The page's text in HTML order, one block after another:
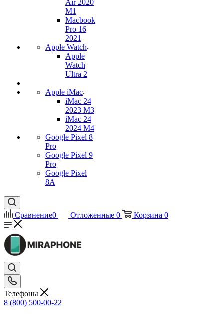
Air 2020
M1
Macbook
Pro 16
2021
Apple Watch
Apple
Watch
Ultra 2
Apple iMac
iMac 24
2023 M3
iMac 24
2024 M4
Google Pixel 8
Pro
Google Pixel 9
Pro
Google Pixel
8A
Сравнение0 Отложенные 0 Корзина 0
Телефоны
8 (800) 500-00-22